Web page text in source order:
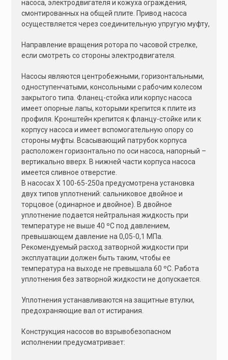
насоса, электродвигателя и кожуха ограждения,
смонтированных на общей плите. Привод насоса
осуществляется через соединительную упругую муфту,
Направление вращения ротора по часовой стрелке,
если смотреть со стороны электродвигателя.
Насосы являются центробежными, горизонтальными,
одноступенчатыми, консольными с рабочим колесом
закрытого типа. Фланец-стойка или корпус насоса
имеет опорные лапы, которыми крепится к плите из
профиля. Кронштейн крепится к фланцу-стойке или к
корпусу насоса и имеет вспомогательную опору со
стороны муфты. Всасывающий патрубок корпуса
расположен горизонтально по оси насоса, напорный –
вертикально вверх. В нижней части корпуса насоса
имеется сливное отверстие.
В насосах Х 100-65-250а предусмотрена установка
двух типов уплотнений: сальниковое двойное и
торцовое (одинарное и двойное). В двойное
уплотнение подается нейтральная жидкость при
температуре не выше 40 ºС под давлением,
превышающем давление на 0,05-0,1 МПа.
Рекомендуемый расход затворной жидкости при
эксплуатации должен быть таким, чтобы ее
температура на выходе не превышала 60 ºС. Работа
уплотнения без затворной жидкости не допускается.
Уплотнения устанавливаются на защитные втулки,
предохраняющие вал от истирания.
Конструкция насосов во взрывобезопасном
исполнении предусматривает: